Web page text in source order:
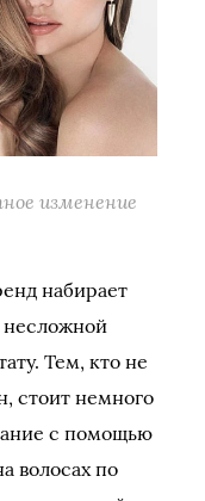
изменение
набирает
несложной
Тем, кто не
стоит немного
с помощью
волосах по